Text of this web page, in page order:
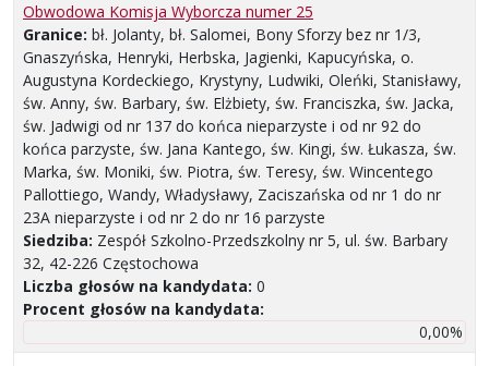
Obwodowa Komisja Wyborcza numer 25
Granice: bł. Jolanty, bł. Salomei, Bony Sforzy bez nr 1/3,
Gnaszyńska, Henryki, Herbska, Jagienki, Kapucyńska, o.
Augustyna Kordeckiego, Krystyny, Ludwiki, Oleńki, Stanisławy,
św. Anny, św. Barbary, św. Elżbiety, św. Franciszka, św. Jacka,
św. Jadwigi od nr 137 do końca nieparzyste i od nr 92 do
końca parzyste, św. Jana Kantego, św. Kingi, św. Łukasza, św.
Marka, św. Moniki, św. Piotra, św. Teresy, św. Wincentego
Pallottiego, Wandy, Władysławy, Zaciszańska od nr 1 do nr
23A nieparzyste i od nr 2 do nr 16 parzyste
Siedziba: Zespół Szkolno-Przedszkolny nr 5, ul. św. Barbary
32, 42-226 Częstochowa
Liczba głosów na kandydata: 0
Procent głosów na kandydata:
0,00%